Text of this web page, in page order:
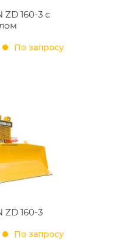
160-3 с
По запросу
ZD 160-3
По запросу